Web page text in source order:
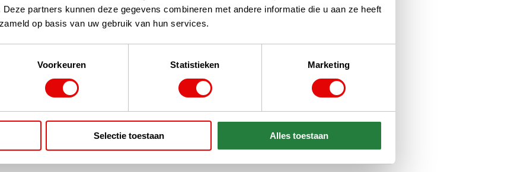
partners kunnen deze gegevens combineren met andere informatie die u aan ze heeft
op basis van uw gebruik van hun services.
Voorkeuren Statistieken Marketing
Selectie toestaan Alles toestaan